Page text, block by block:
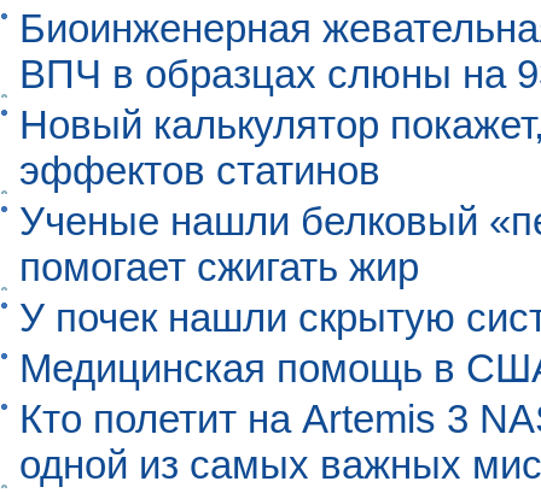
Биоинженерная
ВПЧ в образцах слюны на
Новый калькулятор
эффектов статинов
Ученые нашли белковый
помогает сжигать жир
У почек нашли скрытую
Медицинская помощь в
Кто полетит на Artemis 3
одной из самых важных